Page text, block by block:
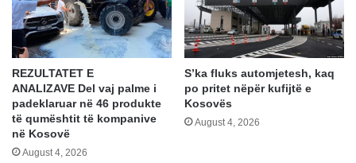
REZULTATET E
ANALIZAVE Del vaj palme i
padeklaruar në 46 produkte
të qumështit të kompanive
në Kosovë
August 4, 2026
S’ka fluks automjetesh, kaq
po pritet nëpër kufijtë e
Kosovës
August 4, 2026